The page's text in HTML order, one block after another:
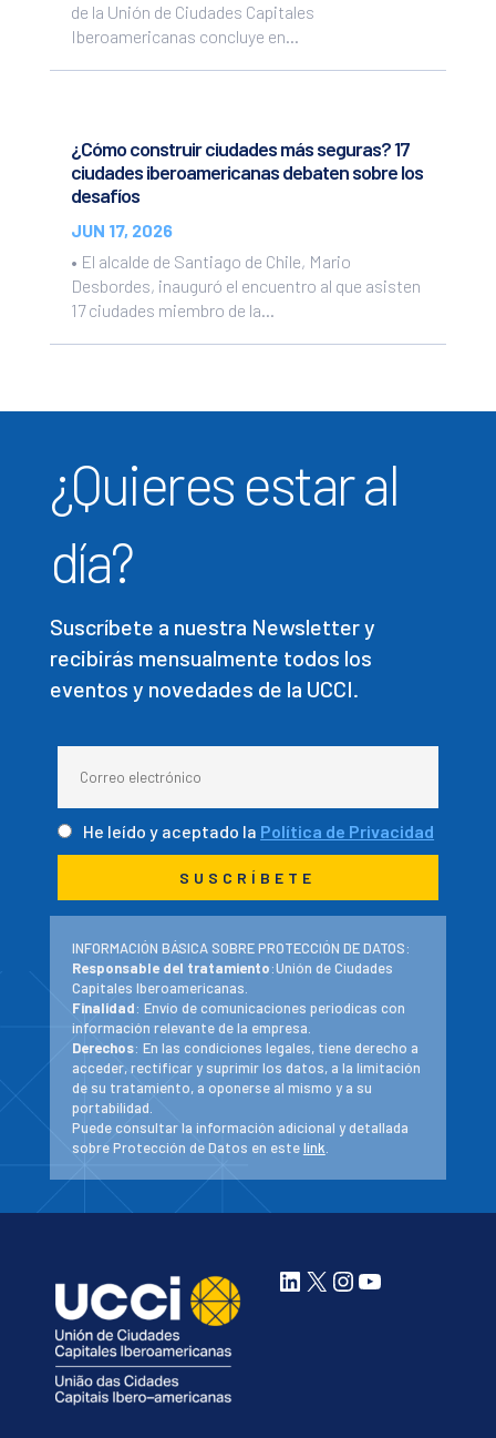
de la Unión de Ciudades Capitales
Iberoamericanas concluye en...
¿Cómo construir ciudades más seguras? 17
ciudades iberoamericanas debaten sobre los
desafíos
JUN 17, 2026
• El alcalde de Santiago de Chile, Mario
Desbordes, inauguró el encuentro al que asisten
17 ciudades miembro de la...
¿Quieres estar al
día?
Suscríbete a nuestra Newsletter y
recibirás mensualmente todos los
eventos y novedades de la UCCI.
He leído y aceptado la Política de Privacidad
INFORMACIÓN BÁSICA SOBRE PROTECCIÓN DE DATOS:
Responsable del tratamiento:Unión de Ciudades
Capitales Iberoamericanas.
Finalidad: Envío de comunicaciones periodicas con
información relevante de la empresa.
Derechos: En las condiciones legales, tiene derecho a
acceder, rectificar y suprimir los datos, a la limitación
de su tratamiento, a oponerse al mismo y a su
portabilidad.
Puede consultar la información adicional y detallada
sobre Protección de Datos en estelink
LinkedIn
X Instagram
YouTube